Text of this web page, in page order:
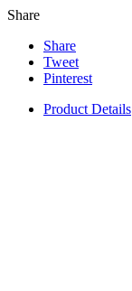
Share
Share
Tweet
Pinterest
Product Details